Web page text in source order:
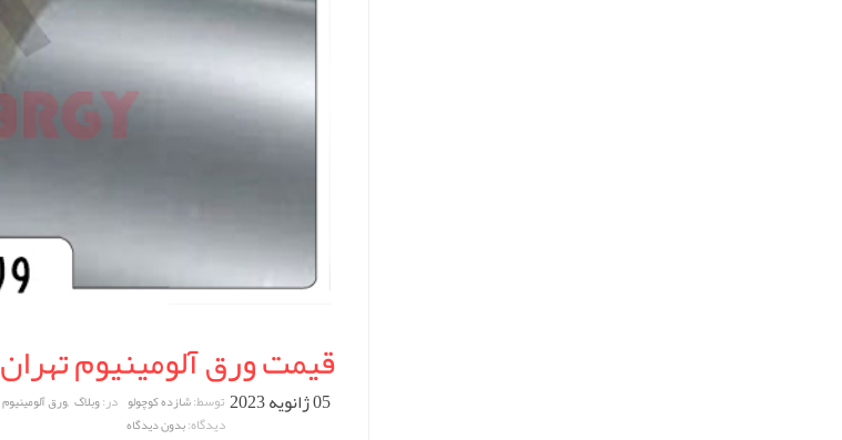
قیمت ورق آلومینیوم تهران
05 ژانویه 2023 توسط:شازده کوچولو در:وبلاگ ,ورق آلومینیوم
دیدگاه:بدون دیدگاه